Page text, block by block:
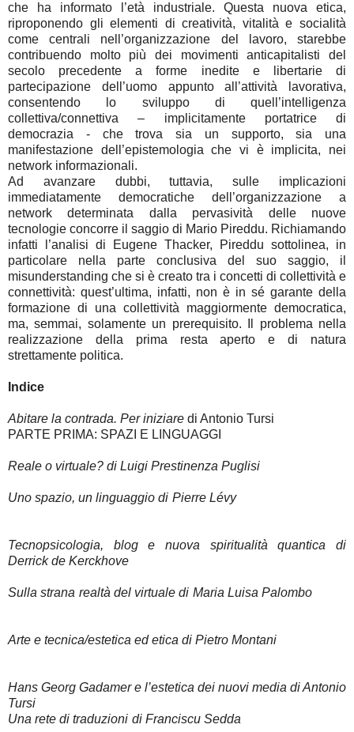
che ha informato l’età industriale. Questa nuova etica,
riproponendo gli elementi di creatività, vitalità e socialità
come centrali nell’organizzazione del lavoro, starebbe
contribuendo molto più dei movimenti anticapitalisti del
secolo precedente a forme inedite e libertarie di
partecipazione dell’uomo appunto all’attività lavorativa,
consentendo lo sviluppo di quell’intelligenza
collettiva/connettiva – implicitamente portatrice di
democrazia - che trova sia un supporto, sia una
manifestazione dell’epistemologia che vi è implicita, nei
network informazionali.
Ad avanzare dubbi, tuttavia, sulle implicazioni
immediatamente democratiche dell’organizzazione a
network determinata dalla pervasività delle nuove
tecnologie concorre il saggio di Mario Pireddu. Richiamando
infatti l’analisi di Eugene Thacker, Pireddu sottolinea, in
particolare nella parte conclusiva del suo saggio, il
misunderstanding che si è creato tra i concetti di collettività e
connettività: quest’ultima, infatti, non è in sé garante della
formazione di una collettività maggiormente democratica,
ma, semmai, solamente un prerequisito. Il problema nella
realizzazione della prima resta aperto e di natura
strettamente politica.
Indice
Abitare la contrada. Per iniziare di Antonio Tursi
PARTE PRIMA: SPAZI E LINGUAGGI
Reale o virtuale? di Luigi Prestinenza Puglisi
Uno spazio, un linguaggio di Pierre Lévy
Tecnopsicologia, blog e nuova spiritualità quantica di
Derrick de Kerckhove
Sulla strana realtà del virtuale di Maria Luisa Palombo
Arte e tecnica/estetica ed etica di Pietro Montani
Hans Georg Gadamer e l’estetica dei nuovi media di Antonio
Tursi
Una rete di traduzioni di Franciscu Sedda